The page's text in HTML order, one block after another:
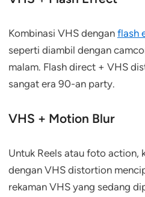
Kombinasi VHS dengan flash
seperti diambil dengan
malam. Flash direct + VHS
sangat era 90-an party.
VHS + Motion Blur
Untuk Reels atau foto action,
dengan VHS distortion
rekaman VHS yang sedang